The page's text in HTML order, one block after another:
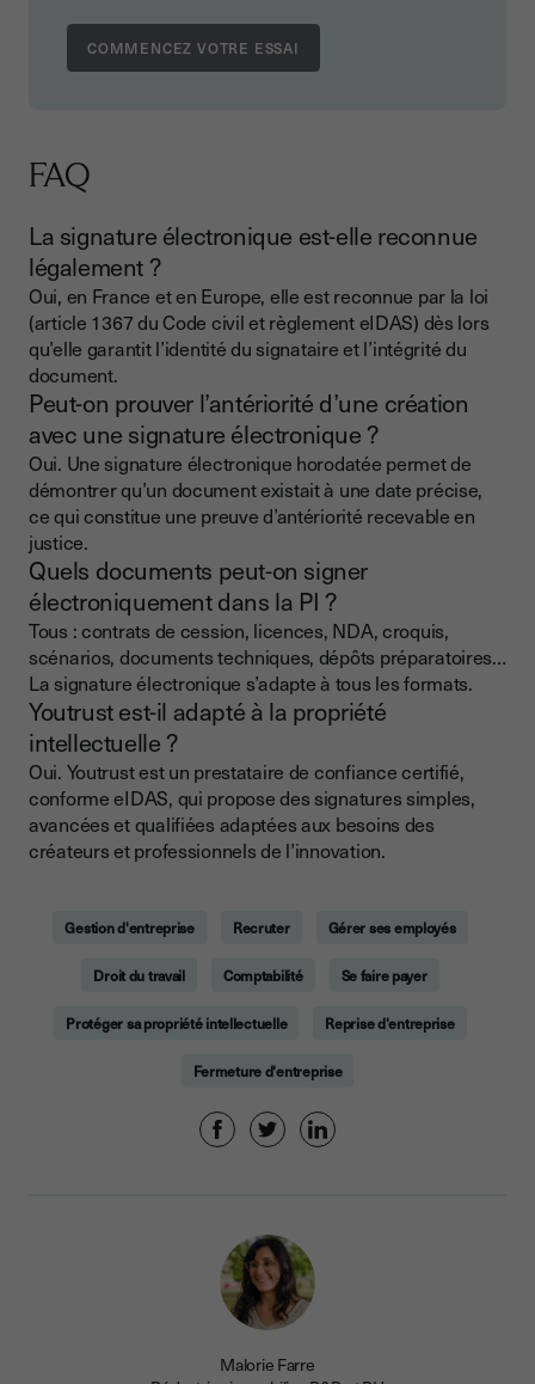
COMMENCEZ VOTRE ESSAI
FAQ
La signature électronique est-elle reconnue
légalement ?
Oui, en France et en Europe, elle est reconnue par la loi
(article 1367 du Code civil et règlement eIDAS) dès lors
qu’elle garantit l’identité du signataire et l’intégrité du
document.
Peut-on prouver l’antériorité d’une création
avec une signature électronique ?
Oui. Une signature électronique horodatée permet de
démontrer qu’un document existait à une date précise,
ce qui constitue une preuve d’antériorité recevable en
justice.
Quels documents peut-on signer
électroniquement dans la PI ?
Tous : contrats de cession, licences, NDA, croquis,
scénarios, documents techniques, dépôts préparatoires…
La signature électronique s’adapte à tous les formats.
Youtrust est-il adapté à la propriété
intellectuelle ?
Oui. Youtrust est un prestataire de confiance certifié,
conforme eIDAS, qui propose des signatures simples,
avancées et qualifiées adaptées aux besoins des
créateurs et professionnels de l’innovation.
Gestion d'entreprise Recruter Gérer ses employés
Droit du travail Comptabilité Se faire payer
Protéger sa propriété intellectuelle Reprise d'entreprise
Fermeture d'entreprise
Malorie Farre